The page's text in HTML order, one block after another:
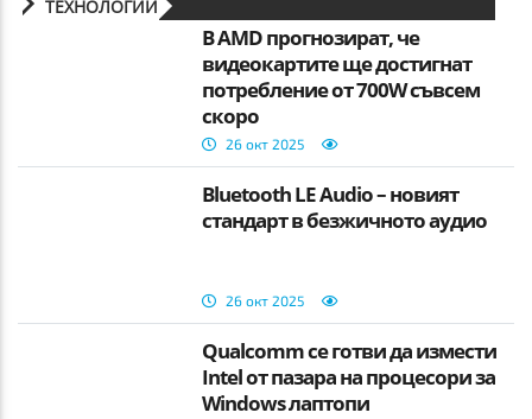
ТЕХНОЛОГИИ
В AMD прогнозират, че
видеокартите ще достигнат
потребление от 700W съвсем
скоро
26 окт 2025
Bluetooth LE Audio – новият
стандарт в безжичното аудио
26 окт 2025
Qualcomm се готви да измести
Intel от пазара на процесори за
Windows лаптопи